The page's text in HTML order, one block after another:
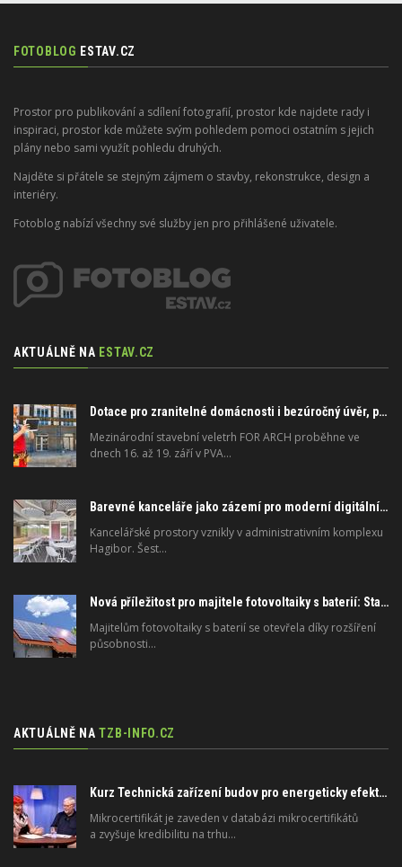
FOTOBLOG ESTAV.CZ
Prostor pro publikování a sdílení fotografií, prostor kde najdete rady i
inspiraci, prostor kde můžete svým pohledem pomoci ostatním s jejich
plány nebo sami využít pohledu druhých.
Najděte si přátele se stejným zájmem o stavby, rekonstrukce, design a
interiéry.
Fotoblog nabízí všechny své služby jen pro přihlášené uživatele.
AKTUÁLNĚ NA ESTAV.CZ
Dotace pro zranitelné domácnosti i bezúročný úvěr, poradenství na veletrhu FOR ARCH
Mezinárodní stavební veletrh FOR ARCH proběhne ve
dnech 16. až 19. září v PVA…
Barevné kanceláře jako zázemí pro moderní digitální média
Kancelářské prostory vznikly v administrativním komplexu
Hagibor. Šest…
Nová příležitost pro majitele fotovoltaiky s baterií: Stabilizujte elektrickou síť
Majitelům fotovoltaiky s baterií se otevřela díky rozšíření
působnosti…
AKTUÁLNĚ NA TZB-INFO.CZ
Kurz Technická zařízení budov pro energeticky efektivní a zdravé budovy na FSv ČVUT
Mikrocertifikát je zaveden v databázi mikrocertifikátů
a zvyšuje kredibilitu na trhu…